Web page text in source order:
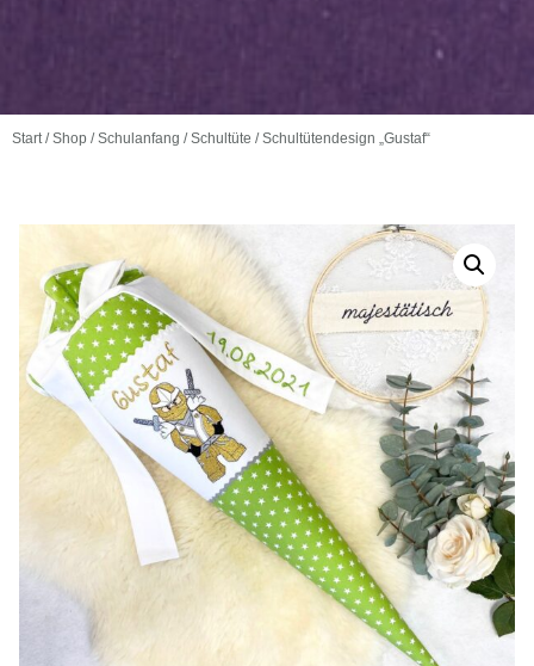
Start /Shop /Schulanfang /Schultüte / Schultütendesign „Gustaf“